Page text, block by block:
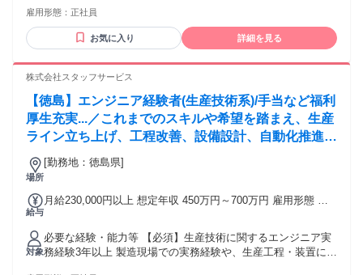
5796円 〜（固定残業時間：1ヶ月あたり22時間30分） ※事業
業代とは別に、時間外勤務手当を全額支給。 ◆昇給年1回
【賞与について】 ◆半期ごとに6ヵ月間の個人成績を評価し、
業績給として毎月の給与に上乗せして支給 ◆業績によって決
算賞与あり ◆他、各種手当あり ・資格手当(登録販売者／月
5000円) ・役職手当 ・時間外手当(超過分) ・扶養内手当 (子1
人／1万4000円)
歓迎 ◇20代男性・女性活躍中 ◇30代男性・女性活躍中 ＼異
業種からの転職も大歓迎／ 接客業、事務、パティシエ、ドラ
イバー、 消防士、製造スタッフ、ITエンジニア など…幅広い
制度が整っているので、しっかりキャリアを築いていけます
年のため））
雇用形態： 正社員
お気に入り 詳細を見る
株式会社スタッフサービス
【徳島】エンジニア経験者(生産技術系)/手当など福利
厚生充実...／これまでのスキルや希望を踏まえ、生産
ライン立ち上げ、工程改善、設備設計、自動化推進な
ど多彩な案件をお任せします。モノづくりの基盤を支
えるエンジニアとして、実務経験を活かせる最適な環
場所
[勤務地：徳島県]
給与
月給230,000円以上 想定年収 450万円～700万円 雇用形態 正
￥230,000～ 基本給￥225,000～ 諸手当￥5,000～を含む/月 諸
手当：通勤手当（会社規定に基づき支給）、残業手当（残業
時間に応じて別途支給） 試用期間 有 期間：3ヶ月 備考：変更
対象
必要な経験・能力等 【必須】生産技術に関するエンジニア実
務経験3年以上 製造現場での実務経験や、生産工程・装置に関